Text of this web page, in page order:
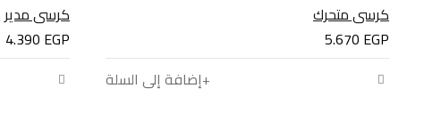
كرسي متحرك
5.670 EGP
إضافة إلى السلة
كرسي مدير
4.390 EGP